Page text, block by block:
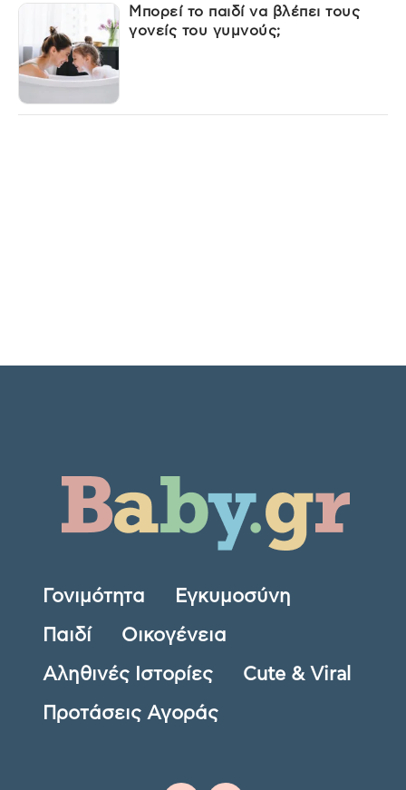
Μπορεί το παιδί να βλέπει τους
γονείς του γυμνούς;
Γονιμότητα Εγκυμοσύνη
Παιδί Οικογένεια
Αληθινές Ιστορίες Cute & Viral
Προτάσεις Αγοράς